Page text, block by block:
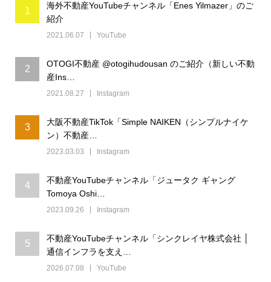
1
海外不動産YouTubeチャンネル「Enes Yilmazer」のご
紹介
2021.06.07 YouTube
2
OTOGI不動産 @otogihudousan のご紹介（新しい不動
産Ins…
2021.08.27 Instagram
3
大阪不動産TikTok「Simple NAIKEN（シンプルナイケ
ン）不動産…
2023.03.03 Instagram
4
不動産YouTubeチャンネル「ジュータク ギャング
Tomoya Oshi…
2023.09.26 Instagram
5
不動産YouTubeチャンネル「シンクレイヤ株式会社 │
通信インフラを支え…
2026.07.08 YouTube